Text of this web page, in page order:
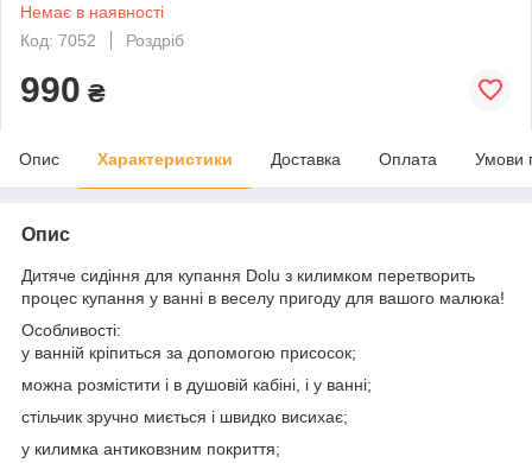
Немає в наявності
Код: 7052
Роздріб
990 ₴
Опис Характеристики Доставка Оплата Умови
Опис
Дитяче сидіння для купання Dolu з килимком перетворить
процес купання у ванні в веселу пригоду для вашого малюка!
Особливості:
у ванній кріпиться за допомогою присосок;
можна розмістити і в душовій кабіні, і у ванні;
стільчик зручно миється і швидко висихає;
у килимка антиковзним покриття;